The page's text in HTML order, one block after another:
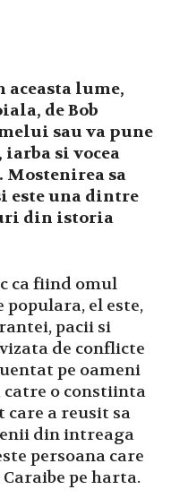
lume,
de Bob
sau va pune
si vocea
sa
este una dintre
din istoria
ca fiind omul
populara, el este,
pacii si
de conflicte
pe oameni
catre o constiinta
care a reusit sa
din intreaga
persoana care
pe harta.